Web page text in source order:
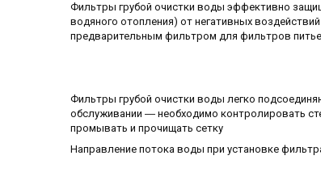
Фильтры грубой очистки воды эффективно
водяного отопления) от негативных
предварительным фильтром для фильтров
Фильтры грубой очистки воды легко
обслуживании ― необходимо контролировать
промывать и прочищать сетку
Направление потока воды при установке